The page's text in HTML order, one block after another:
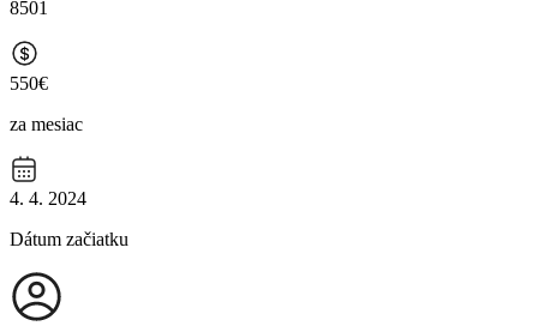
8501
550€
za mesiac
4. 4. 2024
Dátum začiatku